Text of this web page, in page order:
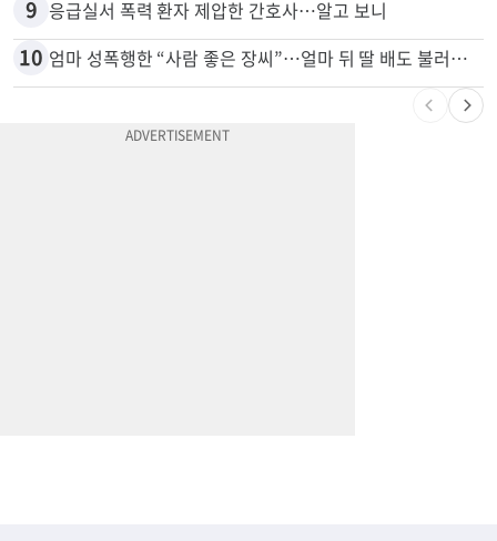
8 '14년째 도피' 한인 간호사 공개 수배…메디케어 사기 유죄
9 응급실서 폭력 환자 제압한 간호사…알고 보니
엄마 성폭행한 “사람 좋은 장씨”…얼마 뒤 딸 배도 불러왔다